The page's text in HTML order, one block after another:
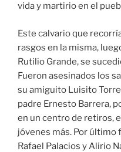
vida y martirio en el
Este calvario que
rasgos en la misma,
Rutilio Grande, se
Fueron asesinados los
su amiguito Luisito
padre Ernesto Barrera,
en un centro de retiros,
jóvenes más. Por último
Rafael Palacios y Alirio